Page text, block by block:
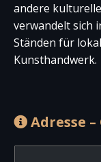
andere
verwandelt sich
Ständen für
Kunsthandwerk.
Adresse